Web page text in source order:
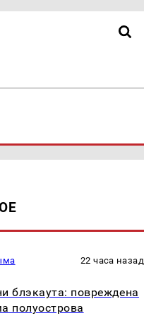
22 часа назад
блэкаута: повреждена
полуострова